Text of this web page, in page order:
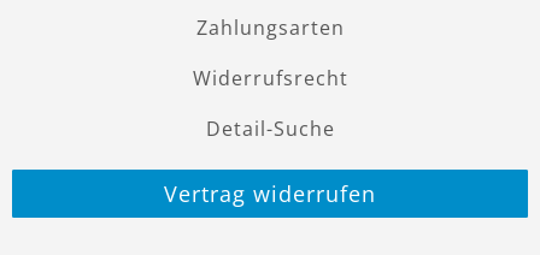
Zahlungsarten
Widerrufsrecht
Detail-Suche
Vertrag widerrufen